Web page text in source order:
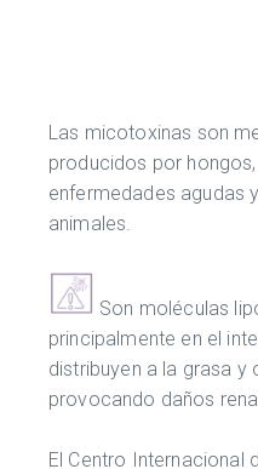
Las micotoxinas son
producidos por
enfermedades agudas
animales.
Son moléculas
principalmente en el
distribuyen a la grasa y
provocando daños
El Centro Internacional